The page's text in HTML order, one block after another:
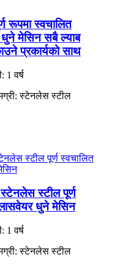
रूपमा स्वचालित
धुने मेसिन सबै ल्याब
प्रकार्यको साथ
1 वर्ष
स्टेनलेस स्टील
स्टील पूर्ण
धुने मेसिन
1 वर्ष
स्टेनलेस स्टील